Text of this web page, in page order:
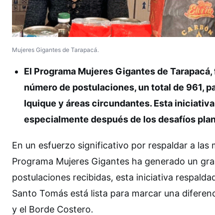
Mujeres Gigantes de Tarapacá.
El Programa Mujeres Gigantes de
número de postulaciones, un total de 961,
Iquique y áreas circundantes. Esta
especialmente después de los desafíos
En un esfuerzo significativo por respaldar a las
Programa Mujeres Gigantes ha generado un
postulaciones recibidas, esta iniciativa
Santo Tomás está lista para marcar una
y el Borde Costero.